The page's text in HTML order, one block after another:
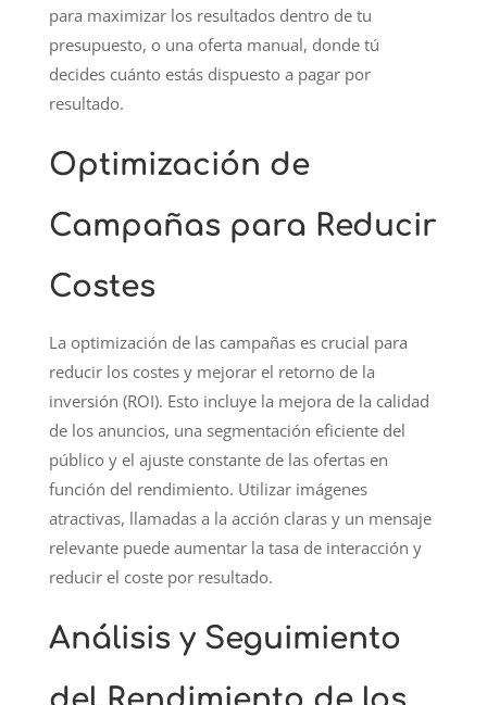
para maximizar los resultados dentro de tu
presupuesto, o una oferta manual, donde tú
decides cuánto estás dispuesto a pagar por
resultado.
Optimización de
Campañas para Reducir
Costes
La optimización de las campañas es crucial para
reducir los costes y mejorar el retorno de la
inversión (ROI). Esto incluye la mejora de la calidad
de los anuncios, una segmentación eficiente del
público y el ajuste constante de las ofertas en
función del rendimiento. Utilizar imágenes
atractivas, llamadas a la acción claras y un mensaje
relevante puede aumentar la tasa de interacción y
reducir el coste por resultado.
Análisis y Seguimiento